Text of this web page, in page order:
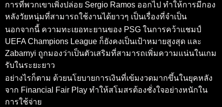
การที่พวกเขาเพิ่งปล่อย Sergio Ramos ออกไป ทำให้การมีกอง
หลังวัยหนุ่มที่สามารถใช้งานได้ยาวๆ เป็นเรื่องที่จำเป็น
นอกจากนี้ ความทะเยอทะยานของ PSG ในการคว้าแชมป์
UEFA Champions League ก็ยังคงเป็นเป้าหมายสูงสุด และ
Zabarnyi ถูกมองว่าเป็นตัวเสริมที่สามารถเพิ่มความแน่นในเกม
รับในระยะยาว
อย่างไรก็ตาม ด้วยนโยบายการเงินที่เข้มงวดมากขึ้นในยุคหลัง
จาก Financial Fair Play ทำให้สโมสรต้องชั่งใจอย่างหนักใน
การใช้จ่าย